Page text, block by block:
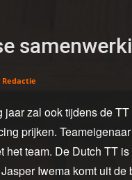
Redactie
jaar zal ook tijdens de
prijken.
het team. De Dutch TT
Iwema komt uit de